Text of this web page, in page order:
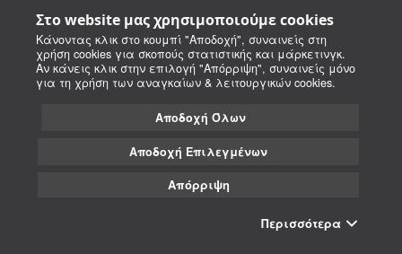
Στο website μας χρησιμοποιούμε cookies
Κάνοντας κλικ στο κουμπί "Αποδοχή", συναινείς στη
χρήση cookies για σκοπούς στατιστικής και μάρκετινγκ.
Αν κάνεις κλικ στην επιλογή "Απόρριψη", συναινείς μόνο
για τη χρήση των αναγκαίων & λειτουργικών cookies.
Αποδοχή Όλων
Αποδοχή Επιλεγμένων
Απόρριψη
Περισσότερα